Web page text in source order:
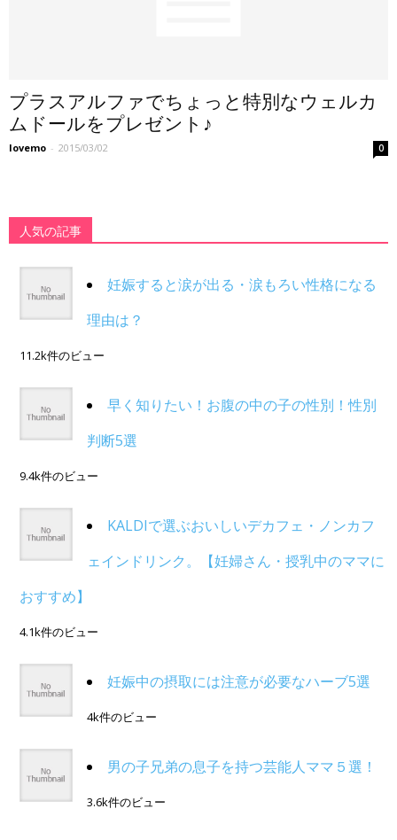
プラスアルファでちょっと特別なウェルカ
ムドールをプレゼント♪
lovemo - 2015/03/02 0
人気の記事
妊娠すると涙が出る・涙もろい性格になる
理由は？
11.2k件のビュー
早く知りたい！お腹の中の子の性別！性別
判断5選
9.4k件のビュー
KALDIで選ぶおいしいデカフェ・ノンカフ
ェインドリンク。【妊婦さん・授乳中のママに
おすすめ】
4.1k件のビュー
妊娠中の摂取には注意が必要なハーブ5選
4k件のビュー
男の子兄弟の息子を持つ芸能人ママ５選！
3.6k件のビュー